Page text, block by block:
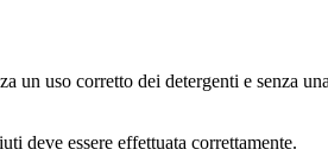
un uso corretto dei detergenti e senza
deve essere effettuata correttamente.